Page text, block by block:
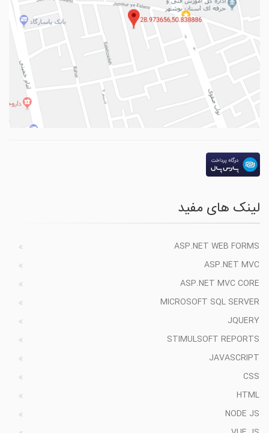
لینک های مفید
ASP.NET WEB FORMS
ASP.NET MVC
ASP.NET MVC CORE
MICROSOFT SQL SERVER
JQUERY
STIMULSOFT REPORTS
JAVASCRIPT
CSS
HTML
NODE JS